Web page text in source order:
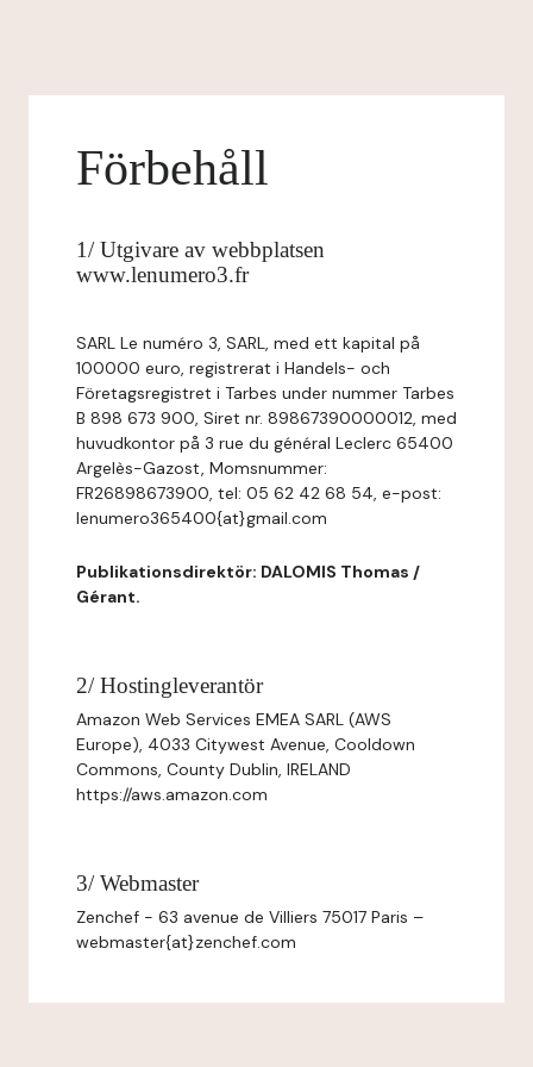
Förbehåll
1/ Utgivare av webbplatsen
www.lenumero3.fr
SARL Le numéro 3, SARL, med ett kapital på
100000 euro, registrerat i Handels- och
Företagsregistret i Tarbes under nummer Tarbes
B 898 673 900, Siret nr. 89867390000012, med
huvudkontor på 3 rue du général Leclerc 65400
Argelès-Gazost, Momsnummer:
FR26898673900, tel: 05 62 42 68 54, e-post:
lenumero365400{at}gmail.com
Publikationsdirektör: DALOMIS Thomas /
Gérant.
2/ Hostingleverantör
Amazon Web Services EMEA SARL (AWS
Europe), 4033 Citywest Avenue, Cooldown
Commons, County Dublin, IRELAND
https://aws.amazon.com
3/ Webmaster
Zenchef - 63 avenue de Villiers 75017 Paris –
webmaster{at}zenchef.com